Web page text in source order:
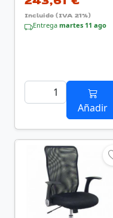
Incluido (IVA 21%)
Entrega martes 11 ago
Añadir